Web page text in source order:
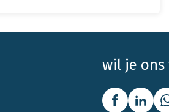
wil je ons